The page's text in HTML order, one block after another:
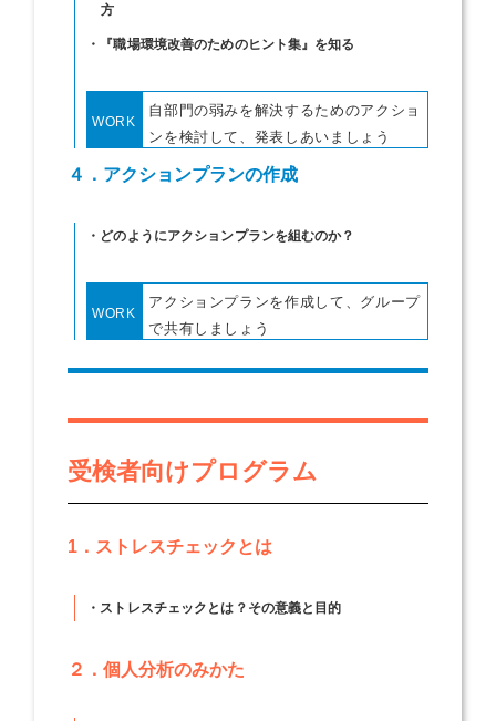
方
・『職場環境改善のためのヒント集』を知る
WORK
自部門の弱みを解決するためのアクショ
ンを検討して、発表しあいましょう
４．アクションプランの作成
・どのようにアクションプランを組むのか？
WORK
アクションプランを作成して、グループ
で共有しましょう
受検者向けプログラム
1．ストレスチェックとは
・ストレスチェックとは？その意義と目的
２．個人分析のみかた